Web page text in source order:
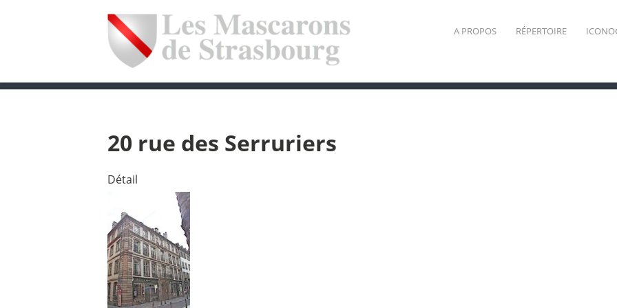
A PROPOS RÉPERTOIRE
20 rue des Serruriers
Détail